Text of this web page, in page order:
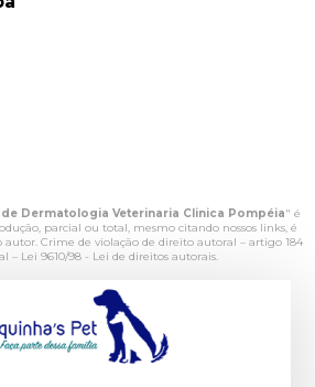
de Dermatologia Veterinaria Clinica Pompéia" é
parcial ou total, mesmo citando nossos links, é
Crime de violação de direito autoral – artigo 184
– Lei 9610/98 - Lei de direitos autorais.